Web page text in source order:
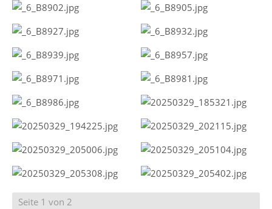
Seite 1 von 2